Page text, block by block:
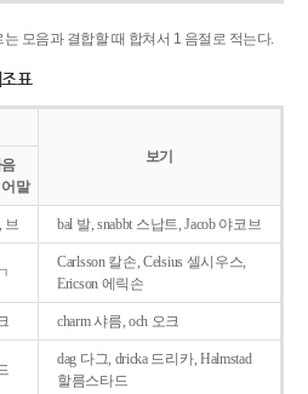
는 모음과 결합할 때 합쳐서 1 음절로 적는다.
표
보기
말
브 bal 발, snabbt 스납트, Jacob 야코브
Carlsson 칼손, Celsius 셀시우스,
Ericson 에릭손
charm 샤름, och 오크
dag 다그, dricka 드리카, Halmstad
할름스타드